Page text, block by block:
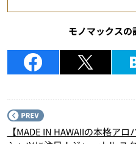
モノマックスの
【MADE IN HAWAIIの本格ア